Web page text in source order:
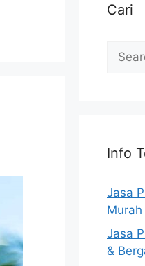
Cari
Search
for:
Info
Jasa
Murah
Jasa
&